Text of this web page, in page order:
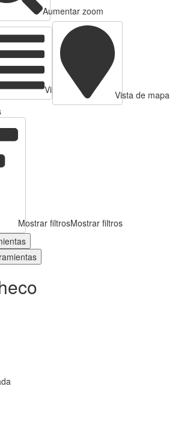
Aumentar zoom
tarjetas Vista de Tabla
Vista de mapa
Mostrar filtrosMostrar filtros